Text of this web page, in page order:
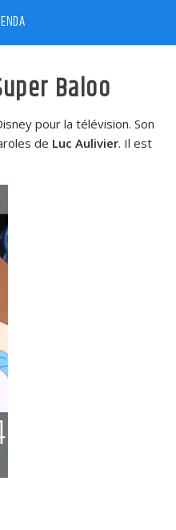
Baloo
pour la télévision. Son
de Luc Aulivier. Il est